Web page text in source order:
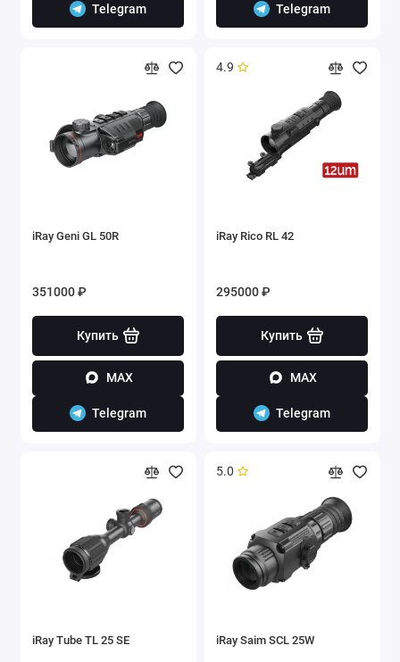
Telegram Telegram
iRay Geni GL 50R
351000 ₽
Купить
MAX
Telegram
4.9
iRay Rico RL 42
295000 ₽
Купить
MAX
Telegram
iRay Tube TL 25 SE
5.0
iRay Saim SCL 25W